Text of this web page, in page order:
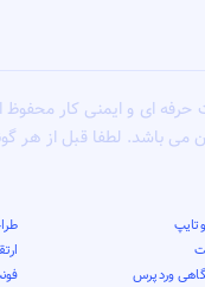
ای و ایمنی کار
می باشد. لطفا قبل از هر
وردپرس